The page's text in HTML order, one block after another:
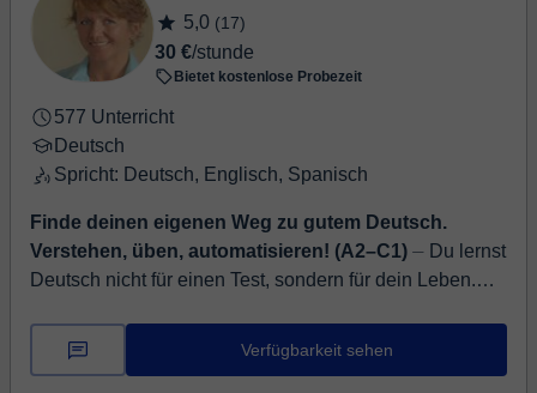
5,0 (17)
30 €/stunde
Bietet kostenlose Probezeit
577 Unterricht
Deutsch
Spricht: Deutsch, Englisch, Spanisch
Finde deinen eigenen Weg zu gutem Deutsch.
Verstehen, üben, automatisieren! (A2–C1) ⏤ Du lernst
Deutsch nicht für einen Test, sondern für dein Leben.
Verfügbarkeit sehen